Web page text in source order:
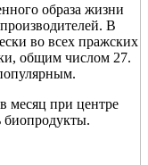
образа жизни
В
во всех пражских
общим числом 27.
месяц при центре
биопродукты.